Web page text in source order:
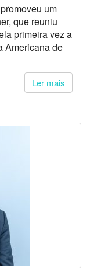
um
que reuniu
primeira vez a
Americana de
Ler mais